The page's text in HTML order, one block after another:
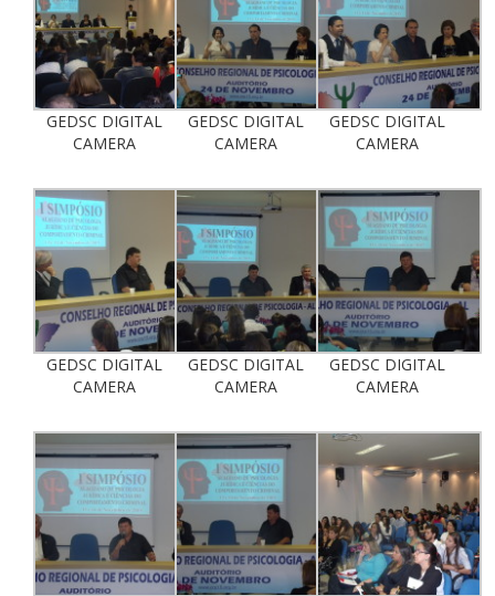
GEDSC DIGITAL
CAMERA
GEDSC DIGITAL
CAMERA
GEDSC DIGITAL
CAMERA
GEDSC DIGITAL
CAMERA
GEDSC DIGITAL
CAMERA
GEDSC DIGITAL
CAMERA